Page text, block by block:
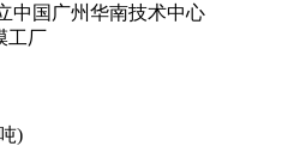
中国广州华南技术中心
工厂
)